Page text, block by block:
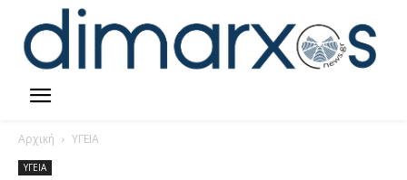
Αρχική ΥΓΕΙΑ
ΥΓΕΙΑ